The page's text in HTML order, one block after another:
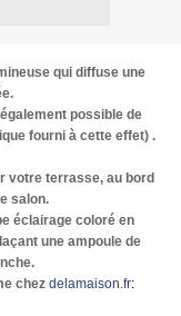
qui diffuse une
possible de
fourni à cette effet) .
votre terrasse, au bord
salon.
éclairage coloré en
une ampoule de
chez delamaison.fr: